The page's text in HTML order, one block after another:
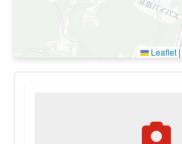
Leaflet |